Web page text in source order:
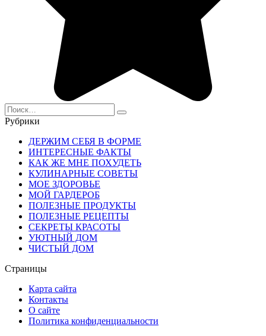
Search
for:
Рубрики
ДЕРЖИМ СЕБЯ В ФОРМЕ
ИНТЕРЕСНЫЕ ФАКТЫ
КАК ЖЕ МНЕ ПОХУДЕТЬ
КУЛИНАРНЫЕ СОВЕТЫ
МОЕ ЗДОРОВЬЕ
МОЙ ГАРДЕРОБ
ПОЛЕЗНЫЕ ПРОДУКТЫ
ПОЛЕЗНЫЕ РЕЦЕПТЫ
СЕКРЕТЫ КРАСОТЫ
УЮТНЫЙ ДОМ
ЧИСТЫЙ ДОМ
Страницы
Карта сайта
Контакты
О сайте
Политика конфиденциальности